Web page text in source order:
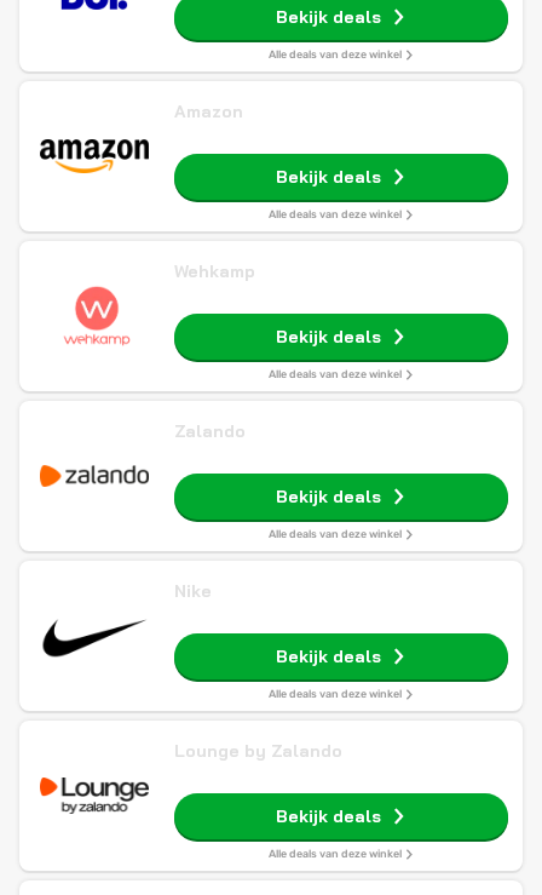
Bekijk deals
Alle deals van deze winkel
Amazon
Bekijk deals
Alle deals van deze winkel
Wehkamp
Bekijk deals
Alle deals van deze winkel
Zalando
Bekijk deals
Alle deals van deze winkel
Nike
Bekijk deals
Alle deals van deze winkel
Lounge by Zalando
Bekijk deals
Alle deals van deze winkel